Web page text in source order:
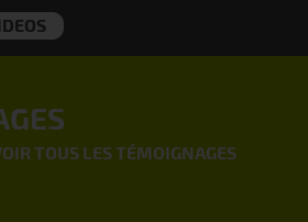
TOUS LES TÉMOIGNAGES